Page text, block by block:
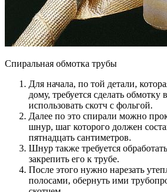
Спиральная обмотка трубы
Для начала, по той детали,
дому, требуется сделать
использовать скотч с фольгой.
Далее по это спирали можно
шнур, шаг которого должен
пятнадцать сантиметров.
Шнур также требуется
закрепить его к трубе.
После этого нужно нарезать
полосами, обернуть ими